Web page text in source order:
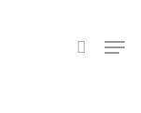
search
Menu